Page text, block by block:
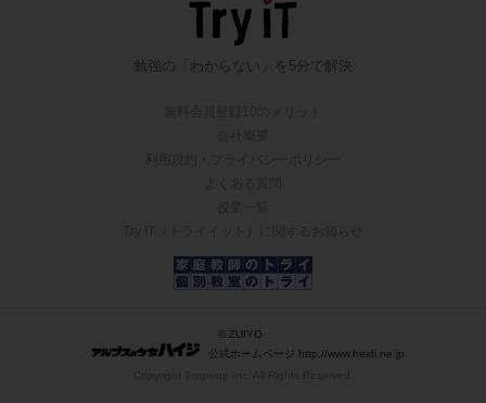
勉強の「わからない」を5分で解決
© ZUIYO
公式ホームページ http://www.heidi.ne.jp